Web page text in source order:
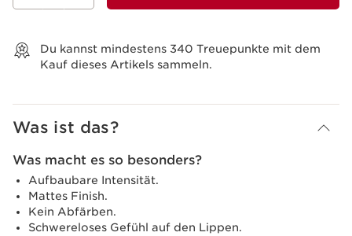
Du kannst mindestens 340 Treuepunkte mit dem
Kauf dieses Artikels sammeln.
Was ist das?
Was macht es so besonders?
Aufbaubare Intensität.
Mattes Finish.
Kein Abfärben.
Schwereloses Gefühl auf den Lippen.